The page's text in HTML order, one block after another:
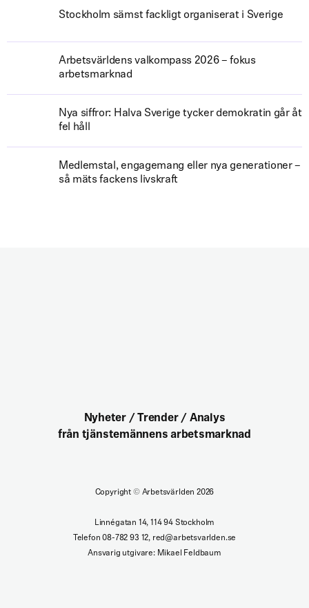
Stockholm sämst fackligt organiserat i Sverige
Arbetsvärldens valkompass 2026 – fokus
arbetsmarknad
Nya siffror: Halva Sverige tycker demokratin går åt
fel håll
Medlemstal, engagemang eller nya generationer –
så mäts fackens livskraft
Nyheter / Trender / Analys
från tjänstemännens arbetsmarknad
Copyright ©Arbetsvärlden 2026
Linnégatan 14, 114 94 Stockholm
Telefon 08-782 93 12, red@arbetsvarlden.se
Ansvarig utgivare: Mikael Feldbaum